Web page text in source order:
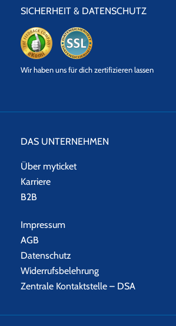
SICHERHEIT & DATENSCHUTZ
Datensicherheit
Wir haben uns für dich zertifizieren lassen
DAS UNTERNEHMEN
Über myticket
Karriere
B2B
Impressum
AGB
Datenschutz
Widerrufsbelehrung
Zentrale Kontaktstelle – DSA